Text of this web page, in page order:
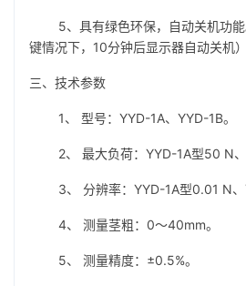
5、具有绿色环保，自动关机功能
键情况下，10分钟后显示器自动关机）
三、技术参数
1、 型号：YYD-1A、YYD-1B。
2、 最大负荷：YYD-1A型50 N、
3、 分辨率：YYD-1A型0.01 N、
4、 测量茎粗：0～40mm。
5、 测量精度：±0.5%。